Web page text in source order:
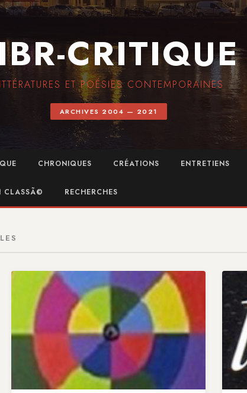
CRITIQUE
ET POÉSIES CONTEMPORAINES
ARCHIVES 2004 — 2021
CHRONIQUES CRÉATIONS ENTRETIENS
CLASSÃ© RECHERCHES